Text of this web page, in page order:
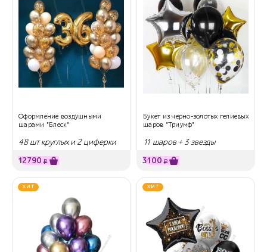
Оформление воздушными
шарами "Блеск"
48 шт круглых и 2 циферки
12790 ₽
Букет из черно-золотых гелиевых
шаров "Триумф"
11 шаров + 3 звезды
3100 ₽
ХИТ ХИТ